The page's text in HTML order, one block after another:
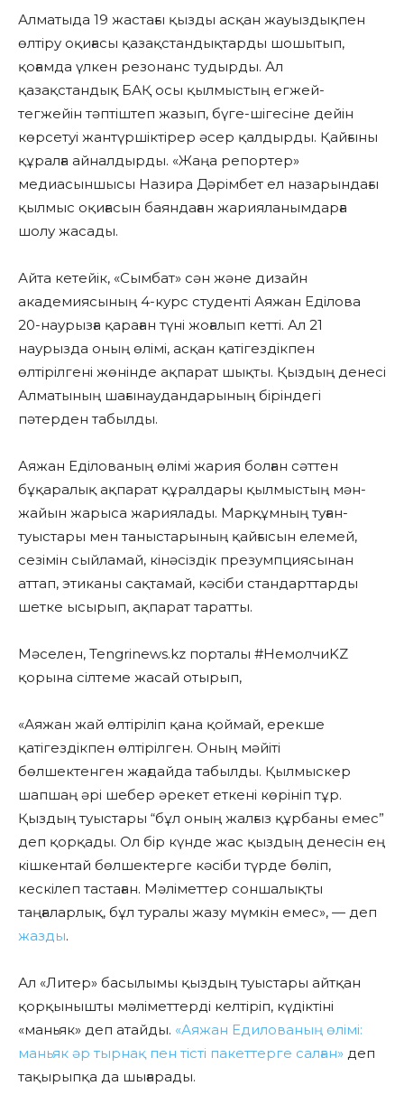
Алматыда 19 жастағы қызды асқан жауыздықпен
өлтіру оқиғасы қазақстандықтарды шошытып,
қоғамда үлкен резонанс тудырды. Ал
қазақстандық БАҚ осы қылмыстың егжей-
тегжейін тәптіштеп жазып, бүге-шігесіне дейін
көрсетуі жантүршіктірер әсер қалдырды. Қайғыны
құралға айналдырды. «Жаңа репортер»
медиасыншысы Назира Дәрімбет ел назарындағы
қылмыс оқиғасын баяндаған жарияланымдарға
шолу жасады.
Айта кетейік, «Сымбат» сән және дизайн
академиясының 4-курс студенті Аяжан Еділова
20-наурызға қараған түні жоғалып кетті. Ал 21
наурызда оның өлімі, асқан қатігездікпен
өлтірілгені жөнінде ақпарат шықты. Қыздың денесі
Алматының шағынаудандарының біріндегі
пәтерден табылды.
Аяжан Еділованың өлімі жария болған сәттен
бұқаралық ақпарат құралдары қылмыстың мән-
жайын жарыса жариялады. Марқұмның туған-
туыстары мен таныстарының қайғысын елемей,
сезімін сыйламай, кінәсіздік презумпциясынан
аттап, этиканы сақтамай, кәсіби стандарттарды
шетке ысырып, ақпарат таратты.
Мәселен, Tengrinews.kz порталы #НемолчиKZ
қорына сілтеме жасай отырып,
«Аяжан жай өлтіріліп қана қоймай, ерекше
қатігездікпен өлтірілген. Оның мәйіті
бөлшектенген жағдайда табылды. Қылмыскер
шапшаң әрі шебер әрекет еткені көрініп тұр.
Қыздың туыстары “бұл оның жалғыз құрбаны емес”
деп қорқады. Ол бір күнде жас қыздың денесін ең
кішкентай бөлшектерге кәсіби түрде бөліп,
кескілеп тастаған. Мәліметтер соншалықты
таңғаларлық, бұл туралы жазу мүмкін емес», — деп
жазды.
Ал «Литер» басылымы қыздың туыстары айтқан
қорқынышты мәліметтерді келтіріп, күдіктіні
«маньяк» деп атайды. «Аяжан Едилованың өлімі:
маньяк әр тырнақ пен тісті пакеттерге салған» деп
тақырыпқа да шығарады.